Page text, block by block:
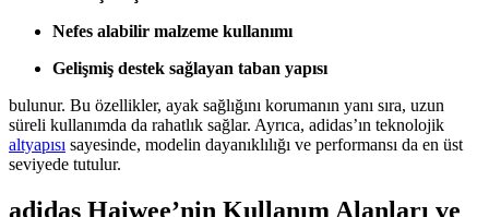
Nefes alabilir malzeme kullanımı
Gelişmiş destek sağlayan taban yapısı
bulunur. Bu özellikler, ayak sağlığını korumanın yanı sıra, uzun
süreli kullanımda da rahatlık sağlar. Ayrıca, adidas’ın teknolojik
altyapısı sayesinde, modelin dayanıklılığı ve performansı da en üst
seviyede tutulur.
adidas Haiwee’nin Kullanım Alanları ve